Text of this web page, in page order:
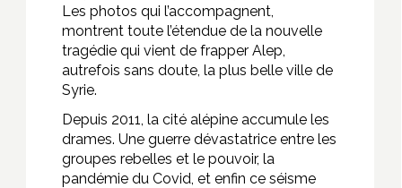
Les photos qui l’accompagnent,
montrent toute l’étendue de la nouvelle
tragédie qui vient de frapper Alep,
autrefois sans doute, la plus belle ville de
Syrie.
Depuis 2011, la cité alépine accumule les
drames. Une guerre dévastatrice entre les
groupes rebelles et le pouvoir, la
pandémie du Covid, et enfin ce séisme